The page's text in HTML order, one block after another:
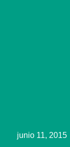
junio 11, 2015